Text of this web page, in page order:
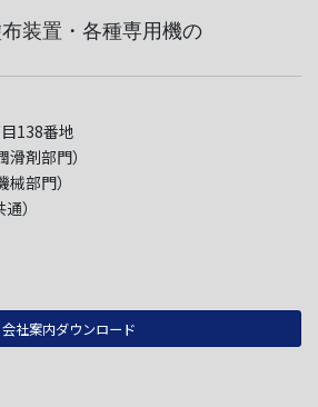
装置・各種専用機の
138番地
剤部門）
部門）
）
会社案内ダウンロード